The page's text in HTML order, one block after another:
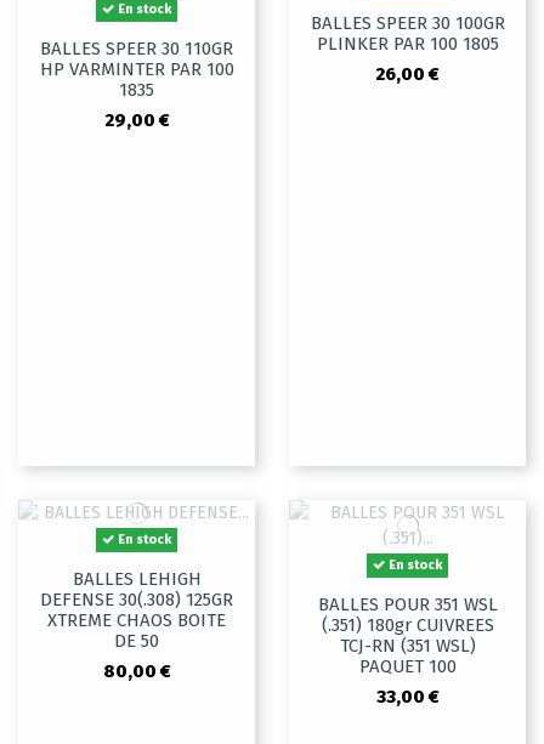
En stock
BALLES SPEER 30 110GR
HP VARMINTER PAR 100
1835
29,00 €
BALLES SPEER 30 100GR
PLINKER PAR 100 1805
26,00 €
En stock
BALLES LEHIGH
DEFENSE 30(.308) 125GR
XTREME CHAOS BOITE
DE 50
80,00 €
En stock
BALLES POUR 351 WSL
(.351) 180gr CUIVREES
TCJ-RN (351 WSL)
PAQUET 100
33,00 €